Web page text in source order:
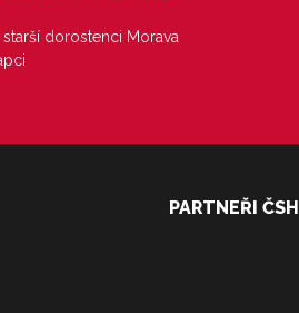
starší dorostenci Morava
PARTNEŘI ČSH